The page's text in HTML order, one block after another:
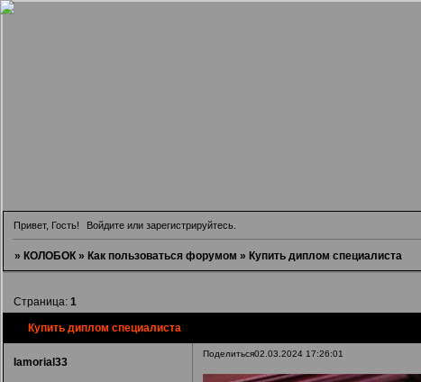
Привет, Гость! Войдите илизарегистрируйтесь
» КОЛОБОК » Как пользоваться форумом » Купить диплом специалиста
Купить диплом специалиста
Страница: 1
Поделиться02.03.2024 17:26:01
Iamorial33